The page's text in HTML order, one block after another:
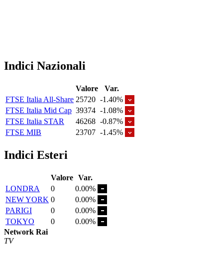
Indici Nazionali
Valore
Var.
FTSE Italia All-Share 25720 -1.40%
FTSE Italia Mid Cap 39374 -1.08%
FTSE Italia STAR
46268 -0.87%
FTSE MIB
23707 -1.45%
Indici Esteri
Valore Var.
LONDRA
0
0.00%
NEW YORK 0
0.00%
PARIGI
0
0.00%
TOKYO
0
0.00%
Network Rai
TV